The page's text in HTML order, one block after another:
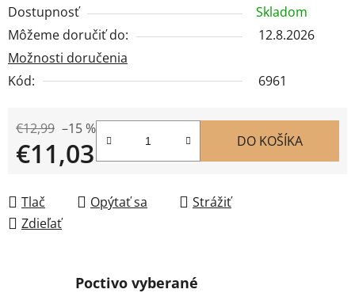
Dostupnosť
Skladom
Môžeme doručiť do:
12.8.2026
Možnosti doručenia
Kód:
6961
€12,99 –15 %
€11,03 DO KOŠÍKA
Tlač Opýtať sa
Strážiť
Zdieľať
Poctivo vyberané